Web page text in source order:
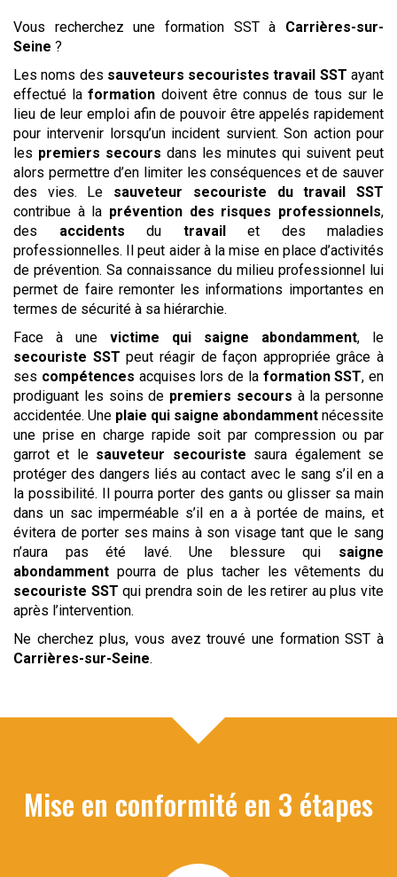
Vous recherchez une formation SST à Carrières-sur-
Seine ?
Les noms des sauveteurs secouristes travail SST ayant
effectué laformation doivent être connus de tous sur le
lieu de leur emploi afin de pouvoir être appelés rapidement
pour intervenir lorsqu’un incident survient. Son action pour
les premiers secours dans les minutes qui suivent peut
alors permettre d’en limiter les conséquences et de sauver
des vies. Le sauveteur secouriste du travail
SST
contribue à la prévention des risques professionnels,
des accidents du travailet des maladies
professionnelles. Il peut aider à la mise en place d’activités
de prévention. Sa connaissance du milieu professionnel lui
permet de faire remonter les informations importantes en
termes de sécurité à sa hiérarchie.
Face à une victime qui saigne abondamment, le
secouriste SST peut réagir de façon appropriée grâce à
ses compétences acquises lors de la formation SST, en
prodiguant les soins de premiers secours à la personne
accidentée. Une plaie qui saigne abondamment nécessite
une prise en charge rapide soit par compression ou par
garrot et le sauveteur secouriste saura également se
protéger des dangers liés au contact avec le sang s’il en a
la possibilité. Il pourra porter des gants ou glisser sa main
dans un sac imperméable s’il en a à portée de mains, et
évitera de porter ses mains à son visage tant que le sang
n’aura pas été lavé. Une blessure qui saigne
abondamment pourra de plus tacher les vêtements du
secouriste SST qui prendra soin de les retirer au plus vite
après l’intervention.
Ne cherchez plus, vous avez trouvé une formation SST à
Carrières-sur-Seine.
Mise en conformité en 3 étapes